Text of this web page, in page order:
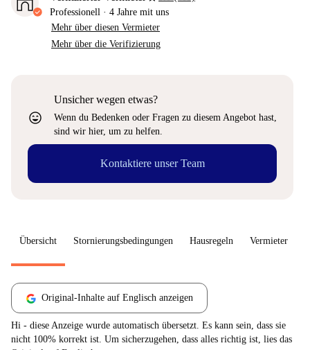
Professionell · 4 Jahre mit uns
Mehr über diesen Vermieter
Mehr über die Verifizierung
sentiment_very_satisfied
Unsicher wegen etwas?
Wenn du Bedenken oder Fragen zu diesem Angebot hast,
sind wir hier, um zu helfen.
Kontaktiere unser Team
Übersicht Stornierungsbedingungen Hausregeln Vermieter
Original-Inhalte auf Englisch anzeigen
Hi - diese Anzeige wurde automatisch übersetzt. Es kann sein, dass sie
nicht 100% korrekt ist. Um sicherzugehen, dass alles richtig ist, lies das